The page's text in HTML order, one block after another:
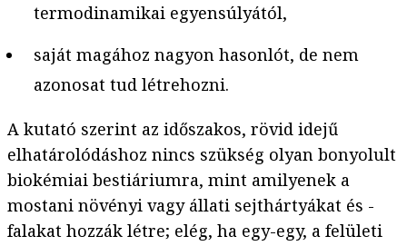
termodinamikai egyensúlyától,
saját magához nagyon hasonlót, de nem
azonosat tud létrehozni.
A kutató szerint az időszakos, rövid idejű
elhatárolódáshoz nincs szükség olyan bonyolult
biokémiai bestiáriumra, mint amilyenek a
mostani növényi vagy állati sejthártyákat és -
falakat hozzák létre; elég, ha egy-egy, a felületi